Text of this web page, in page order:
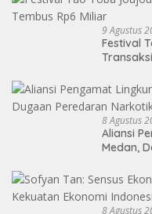
9 Agustus
Festival
8 Agustus
Aliansi
Medan,
8 Agustus